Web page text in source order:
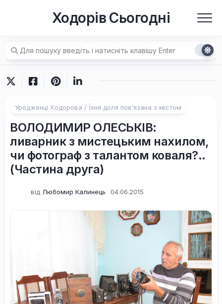
Ходорів Сьогодні
Уродженці Ходорова / Їхня доля пов’язана з містом
ВОЛОДИМИР ОЛЕСЬКІВ:
ливарник з мистецьким нахилом,
чи фотограф з талантом коваля?..
(Частина друга)
від Любомир Калинець 04.06.2015